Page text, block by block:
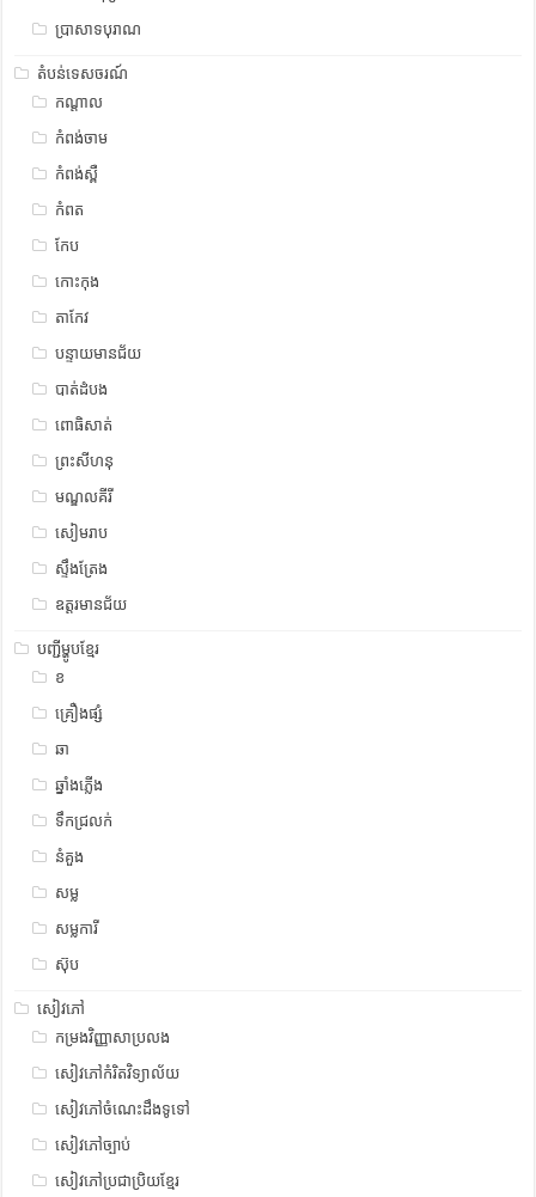
ប្រាសាទបុរាណ
តំបន់ទេសចរណ៍
កណ្តាល
កំពង់ចាម
កំពង់ស្ពឺ
កំពត
កែប
កោះកុង
តាកែវ
បន្ទាយមានជ័យ
បាត់ដំបង
ពោធិសាត់
ព្រះសីហនុ
មណ្ឌលគីរី
សៀមរាប
ស្ទឹង​​ត្រែង
ឧត្ដរមានជ័យ
បញ្ជីម្ហូបខ្មែរ
ខ
គ្រឿងផ្សំ
ឆា
ឆ្នាំងភ្លើង
ទឹកជ្រលក់
នំគួង
សម្ល
សម្លការី
ស៊ុប
សៀវភៅ
កម្រងវិញ្ញាសាប្រលង
សៀវភៅកំរិតវិទ្យាល័យ
សៀវភៅចំណេះដឹងទូទៅ
សៀវភៅច្បាប់
សៀវភៅប្រជាប្រិយខ្មែរ